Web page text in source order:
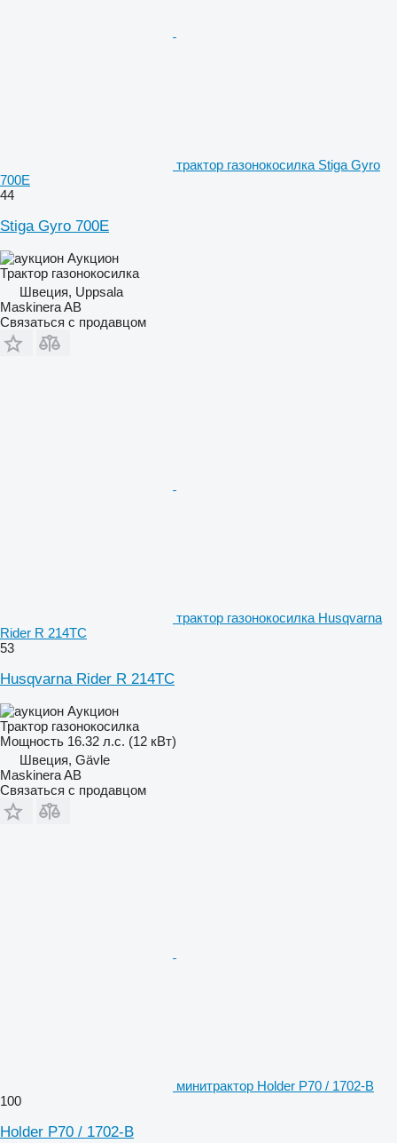
трактор газонокосилка Stiga Gyro
700E
44
Stiga Gyro 700E
Аукцион
Трактор газонокосилка
Швеция, Uppsala
Maskinera AB
Связаться с продавцом
трактор газонокосилка Husqvarna
Rider R 214TC
53
Husqvarna Rider R 214TC
Аукцион
Трактор газонокосилка
Мощность 16.32 л.с. (12 кВт)
Швеция, Gävle
Maskinera AB
Связаться с продавцом
минитрактор Holder P70 / 1702-B
100
Holder P70 / 1702-B